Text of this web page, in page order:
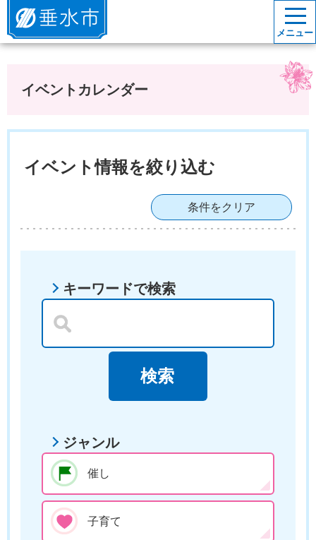
垂水市
メニュー
イベントカレンダー
イベント情報を絞り込む
条件をクリア
キーワードで検索
ジャンル
催し
子育て